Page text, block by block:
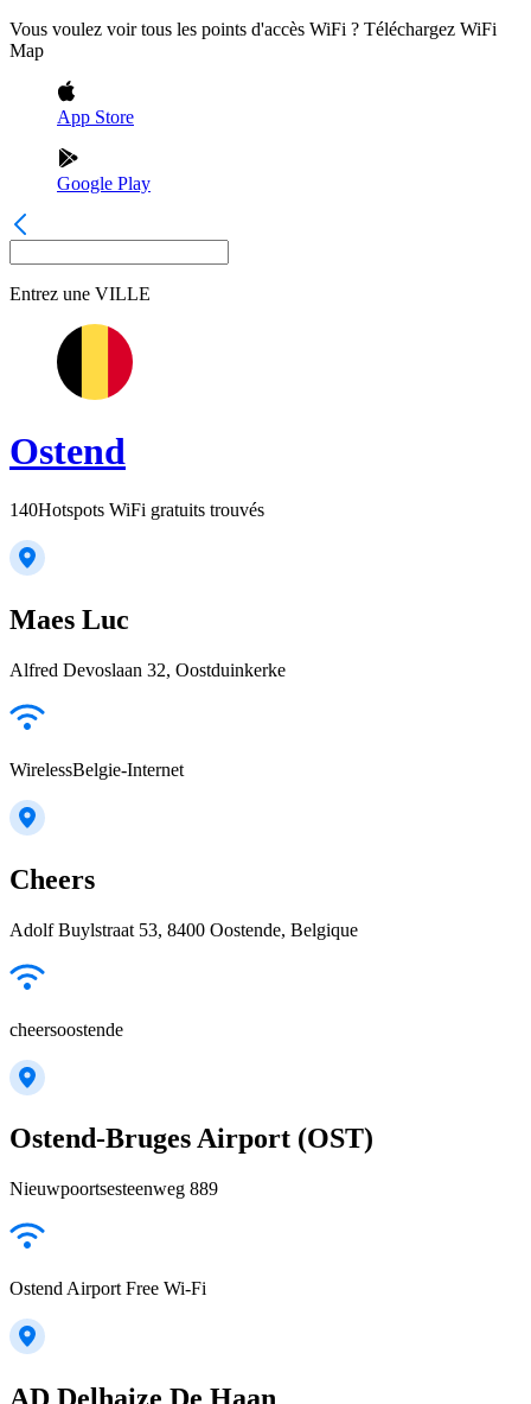
Vous voulez voir tous les points d'accès WiFi ? Téléchargez WiFi
Map
App Store
Google Play
Entrez une VILLE
Ostend
140Hotspots WiFi gratuits trouvés
Maes Luc
Alfred Devoslaan 32, Oostduinkerke
WirelessBelgie-Internet
Cheers
Adolf Buylstraat 53, 8400 Oostende, Belgique
cheersoostende
Ostend-Bruges Airport (OST)
Nieuwpoortsesteenweg 889
Ostend Airport Free Wi-Fi